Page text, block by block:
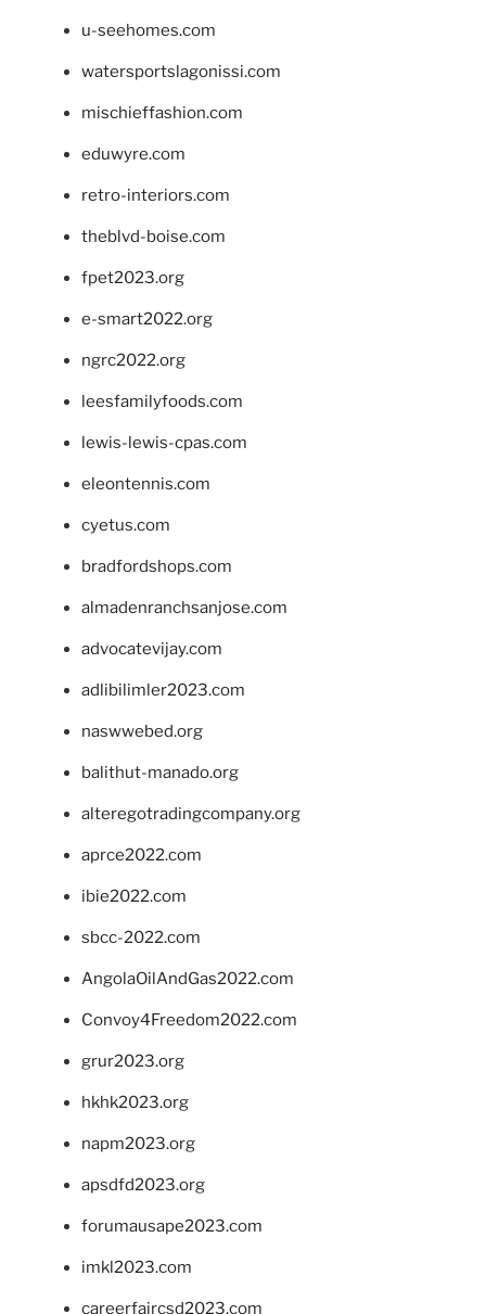
u-seehomes.com
watersportslagonissi.com
mischieffashion.com
eduwyre.com
retro-interiors.com
theblvd-boise.com
fpet2023.org
e-smart2022.org
ngrc2022.org
leesfamilyfoods.com
lewis-lewis-cpas.com
eleontennis.com
cyetus.com
bradfordshops.com
almadenranchsanjose.com
advocatevijay.com
adlibilimler2023.com
naswwebed.org
balithut-manado.org
alteregotradingcompany.org
aprce2022.com
ibie2022.com
sbcc-2022.com
AngolaOilAndGas2022.com
Convoy4Freedom2022.com
grur2023.org
hkhk2023.org
napm2023.org
apsdfd2023.org
forumausape2023.com
imkl2023.com
careerfaircsd2023.com